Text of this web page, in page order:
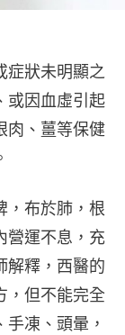
症狀未明顯之
或因血虛引起
肉、薑等保健
，布於肺，根
營運不息，充
解釋，西醫的
，但不能完全
凍、頭暈，